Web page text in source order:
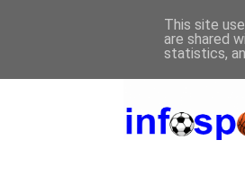
This site
are shared
statistics,